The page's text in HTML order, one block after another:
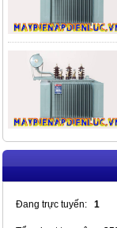
Đang trực tuyến: 1